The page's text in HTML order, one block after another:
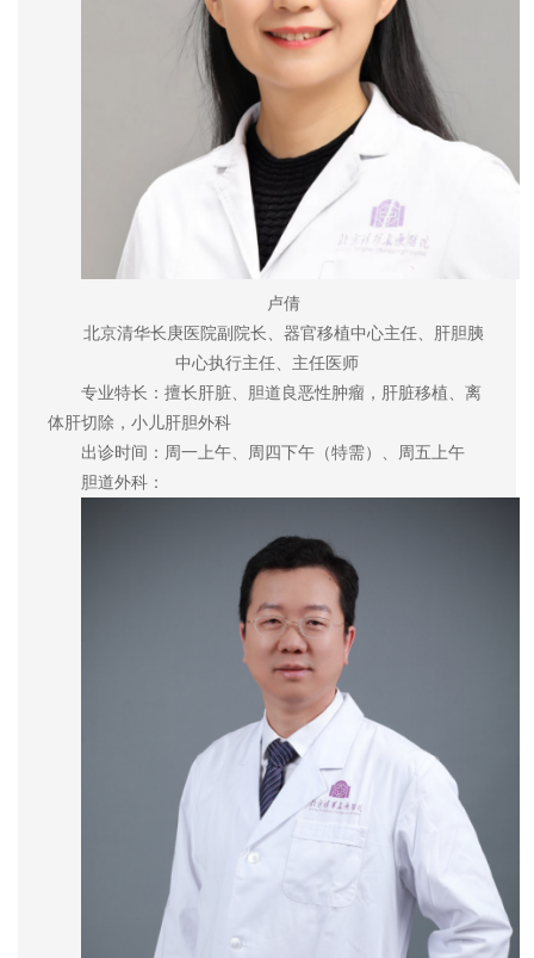
卢倩
北京清华长庚医院副院长、器官移植中心主任、肝胆胰
中心执行主任、主任医师
专业特长：擅长肝脏、胆道良恶性肿瘤，肝脏移植、离
体肝切除，小儿肝胆外科
出诊时间：周一上午、周四下午（特需）、周五上午
胆道外科：